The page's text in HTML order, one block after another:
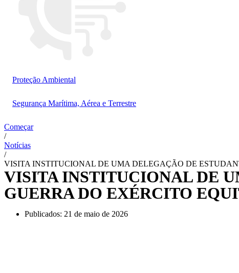
Proteção Ambiental
Segurança Marítima, Aérea e Terrestre
Começar
/
Notícias
/
VISITA INSTITUCIONAL DE UMA DELEGAÇÃO DE
VISITA INSTITUCIONAL DE
GUERRA DO EXÉRCITO
Publicados: 21 de maio de 2026